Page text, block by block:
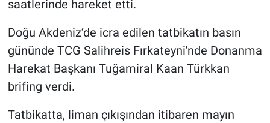
saatlerinde hareket etti.
Doğu Akdeniz’de icra edilen tatbikatın basın
gününde TCG Salihreis Fırkateyni'nde Donanma
Harekat Başkanı Tuğamiral Kaan Türkkan
brifing verdi.
Tatbikatta, liman çıkışından itibaren mayın